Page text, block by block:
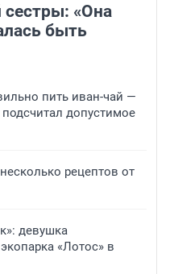
«Она
быть
пить иван-чай —
допустимое
рецептов от
девушка
«Лотос» в